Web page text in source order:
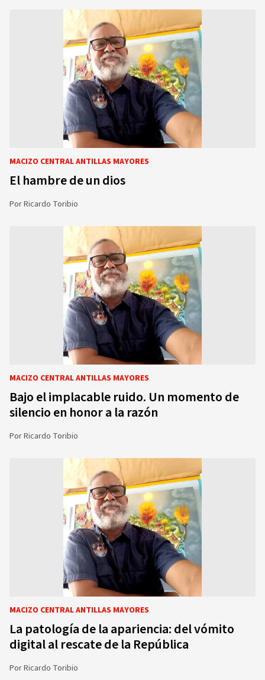
MACIZO CENTRAL ANTILLAS MAYORES
El hambre de un dios
PorRicardo Toribio
MACIZO CENTRAL ANTILLAS MAYORES
Bajo el implacable ruido. Un momento de
silencio en honor a la razón
PorRicardo Toribio
MACIZO CENTRAL ANTILLAS MAYORES
La patología de la apariencia: del vómito
digital al rescate de la República
PorRicardo Toribio